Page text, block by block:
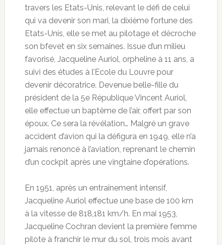
travers les Etats-Unis, relevant le défi de celui
qui va devenir son mari, la dixième fortune des
Etats-Unis, elle se met au pilotage et décroche
son bfevet en six semaines. Issue d’un milieu
favorisé, Jacqueline Auriol, orpheline à 11 ans, a
suivi des études à l’Ecole du Louvre pour
devenir décoratrice. Devenue belle-fille du
président de la 5e République Vincent Auriol,
elle effectue un baptême de l’air, offert par son
époux. Ce sera la révélation… Malgré un grave
accident d’avion qui la défigura en 1949, elle n’a
jamais renoncé à l’aviation, reprenant le chemin
d’un cockpit après une vingtaine d’opérations.
En 1951, après un entraînement intensif,
Jacqueline Auriol effectue une base de 100 km
à la vitesse de 818,181 km/h. En mai 1953,
Jacqueline Cochran devient la première femme
pilote à franchir le mur du sol, trois mois avant